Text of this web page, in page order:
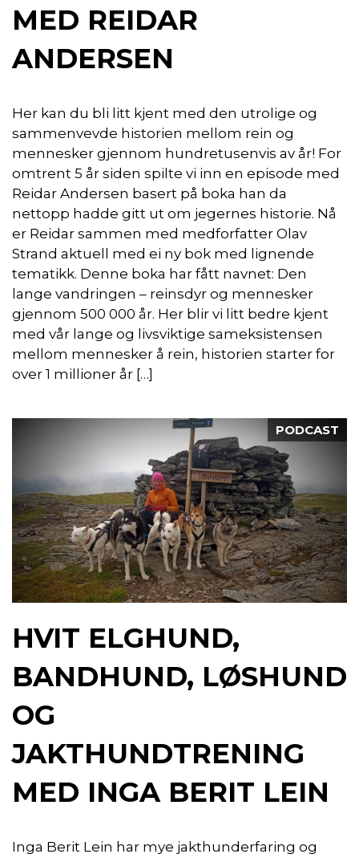
MED REIDAR
ANDERSEN
Her kan du bli litt kjent med den utrolige og
sammenvevde historien mellom rein og
mennesker gjennom hundretusenvis av år! For
omtrent 5 år siden spilte vi inn en episode med
Reidar Andersen basert på boka han da
nettopp hadde gitt ut om jegernes historie. Nå
er Reidar sammen med medforfatter Olav
Strand aktuell med ei ny bok med lignende
tematikk. Denne boka har fått navnet: Den
lange vandringen – reinsdyr og mennesker
gjennom 500 000 år. Her blir vi litt bedre kjent
med vår lange og livsviktige sameksistensen
mellom mennesker å rein, historien starter for
over 1 millioner år […]
PODCAST
HVIT ELGHUND,
BANDHUND, LØSHUND
OG
JAKTHUNDTRENING
MED INGA BERIT LEIN
Inga Berit Lein har mye jakthunderfaring og